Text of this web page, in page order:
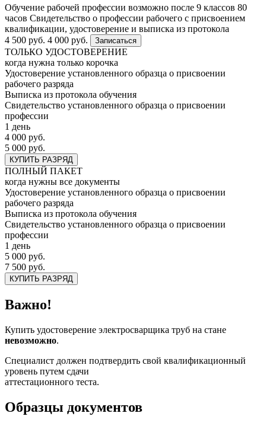
Обучение рабочей профессии возможно после 9 классов 80
часов Свидетельство о профессии рабочего с присвоением
квалификации, удостоверение и выписка из протокола
4 500 руб. 4 000 руб. Записаться
ТОЛЬКО УДОСТОВЕРЕНИЕ
когда нужна только корочка
Удостоверение установленного образца о присвоении
рабочего разряда
Выписка из протокола обучения
Свидетельство установленного образца о присвоении
профессии
1 день
4 000 руб.
5 000 руб.
КУПИТЬ РАЗРЯД
ПОЛНЫЙ ПАКЕТ
когда нужны все документы
Удостоверение установленного образца о присвоении
рабочего разряда
Выписка из протокола обучения
Свидетельство установленного образца о присвоении
профессии
1 день
5 000 руб.
7 500 руб.
КУПИТЬ РАЗРЯД
Важно!
Купить удостоверение электросварщика труб на стане
невозможно.
Специалист должен подтвердить свой квалификационный
уровень путем сдачи
аттестационного теста.
Образцы документов